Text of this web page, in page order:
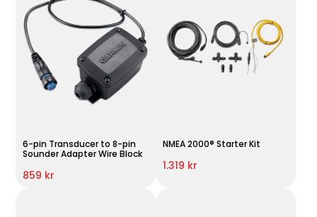
6-pin Transducer to 8-pin
Sounder Adapter Wire Block
859 kr
NMEA 2000® Starter Kit
1.319 kr